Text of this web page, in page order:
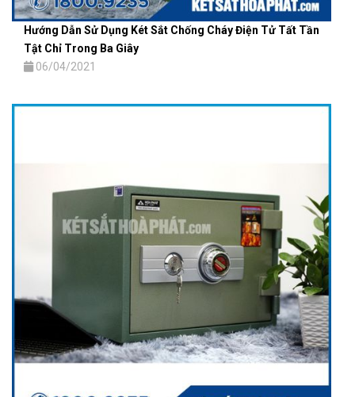
Hướng Dẫn Sử Dụng Két Sắt Chống Cháy Điện Tử Tất Tần
Tật Chỉ Trong Ba Giây
06/04/2021